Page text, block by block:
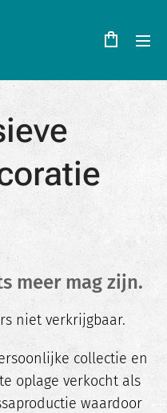
meer mag zijn.
niet verkrijgbaar.
collectie en
oplage verkocht als
waardoor